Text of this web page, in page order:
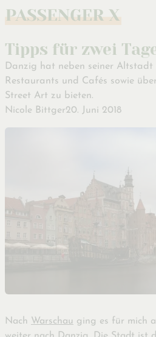
Zum
Tipps für zwei
Danzig hat neben seiner Altstadt
Restaurants und Cafés sowie
Street Art zu bieten.
Nicole Bittger20. Juni 2018
Nach Warschau ging es für mich